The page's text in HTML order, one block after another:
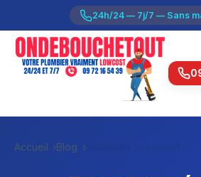
24h/24 — 7j/7 — Sans
Accueil Blog